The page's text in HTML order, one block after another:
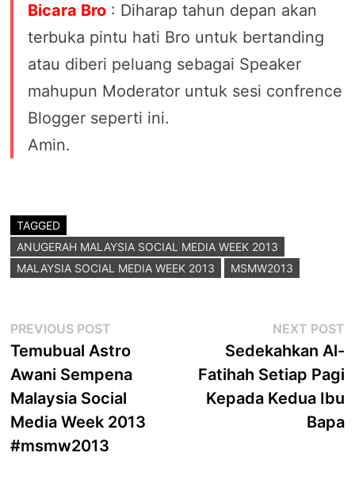
Bicara Bro : Diharap tahun depan akan
terbuka pintu hati Bro untuk bertanding
atau diberi peluang sebagai Speaker
mahupun Moderator untuk sesi confrence
Blogger seperti ini.
Amin.
TAGGED
ANUGERAH MALAYSIA SOCIAL MEDIA WEEK 2013
MALAYSIA SOCIAL MEDIA WEEK 2013
MSMW2013
Post
navigation
PREVIOUS POST
post:
Temubual Astro
Awani Sempena
Malaysia Social
Media Week 2013
#msmw2013
NEXT POST
Sedekahkan Al-
Fatihah Setiap Pagi
Kepada Kedua Ibu
Bapa